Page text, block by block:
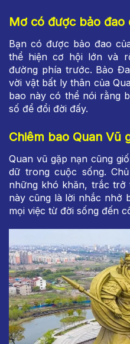
Mơ có được bảo đao
Bạn có được bảo đao
thể hiện cơ hội lớn và
đường phía trước. Bảo
vời vật bất ly thân của
bao này có thể nói rằng
số để đổi đời đấy.
Chiêm bao Quan Vũ
Quan vũ gặp nạn cũng
dữ trong cuộc sống.
những khó khăn, trắc trở
này cũng là lời nhắc nhở
mọi việc từ đời sống đến